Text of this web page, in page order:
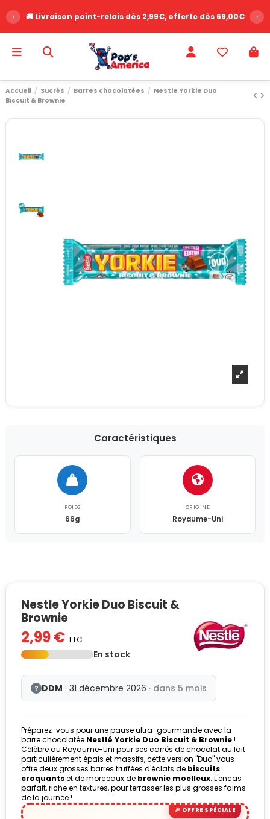
‹ 🚚 Livraison point-relais dès 2,99€, offerte dès 69,00€ ›
Accueil Sucrés Barres chocolatées
Nestle Yorkie Duo
Biscuit & Brownie
Caractéristiques
POIDS
66g
ORIGINE
Royaume-Uni
Nestle Yorkie Duo Biscuit &
Brownie
2,99 € TTC
En stock
? DDM : 31 décembre 2026 · dans 5 mois
Préparez-vous pour une pause ultra-gourmande avec la
barre chocolatée Nestlé Yorkie Duo Biscuit & Brownie!
Célèbre au Royaume-Uni pour ses carrés de chocolat au lait
particulièrement épais et massifs, cette version "Duo" vous
offre deux grosses barres truffées d'éclats de biscuits
croquantset de morceaux de brownie moelleux. L'encas
parfait, riche en textures, pour terrasser les plus grosses faims
de la journée !